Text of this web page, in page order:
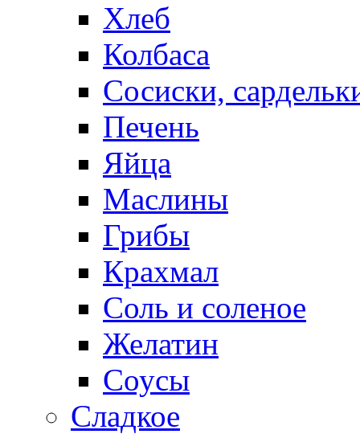
Хлеб
Колбаса
Сосиски,
Печень
Яйца
Маслины
Грибы
Крахмал
Соль и соленое
Желатин
Соусы
Сладкое